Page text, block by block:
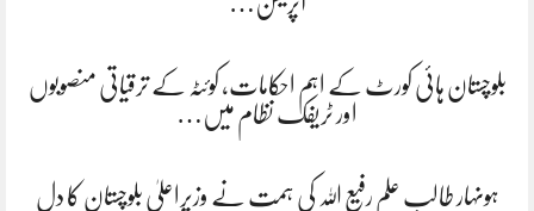
بلوچستان ہائی کورٹ کے اہم احکامات، کوئٹہ کے ترقیاتی منصوبوں
اور ٹریفک نظام میں…
ہونہار طالب علم رفیع اللہ کی ہمت نے وزیراعلیٰ بلوچستان کا دل